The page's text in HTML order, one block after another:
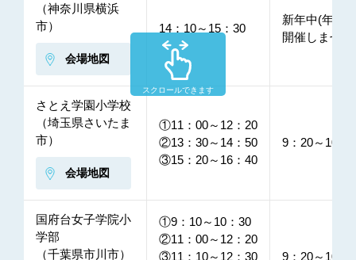
（神奈川県横浜
市）
会場地図
14：10～15：30
新年中(年少)
開催しません
さとえ学園小学校
（埼玉県さいたま
市）
会場地図
①11：00～12：20
②13：30～14：50
③15：20～16：40
9：20～10：
国府台女子学院小
学部
（千葉県市川市）
①9：10～10：30
②11：00～12：20
③11：10～12：30
9：20～10：
スクロールできます